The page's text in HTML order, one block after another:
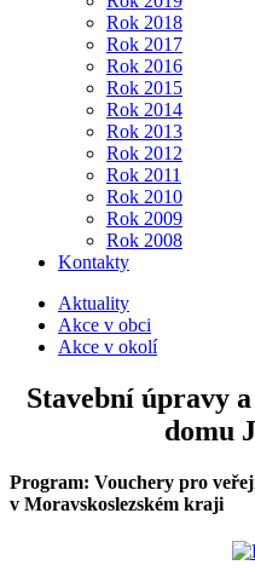
Rok 2018
Rok 2017
Rok 2016
Rok 2015
Rok 2014
Rok 2013
Rok 2012
Rok 2011
Rok 2010
Rok 2009
Rok 2008
Kontakty
Aktuality
Akce v obci
Akce v okolí
Stavební úpravy
domu
Program: Vouchery pro
v Moravskoslezském kraji